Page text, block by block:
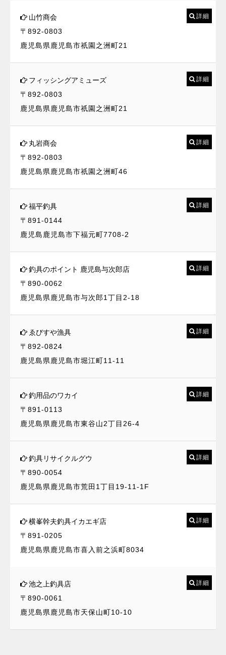
山竹商会
〒892-0803
鹿児島県鹿児島市祇園之洲町21
詳細
フィッシングアミューズ
〒892-0803
鹿児島県鹿児島市祇園之洲町21
詳細
丸岩商会
〒892-0803
鹿児島県鹿児島市祇園之洲町46
詳細
福平釣具
〒891-0144
鹿児島鹿児島市下福元町7708-2
詳細
釣具のポイント 鹿児島与次郎店
〒890-0062
鹿児島県鹿児島市与次郎1丁目2-18
詳細
ゑびすや漁具
〒892-0824
鹿児島県鹿児島市堀江町11-11
詳細
釣用品のワカイ
〒891-0113
鹿児島県鹿児島市東谷山2丁目26-4
詳細
釣具リサイクルグウ
〒890-0054
鹿児島県鹿児島市荒田1丁目19-11-1F
詳細
横峯幹夫釣具イカエギ店
〒891-0205
鹿児島県鹿児島市喜入前之浜町8034
詳細
池之上釣具店
〒890-0061
鹿児島県鹿児島市天保山町10-10
詳細